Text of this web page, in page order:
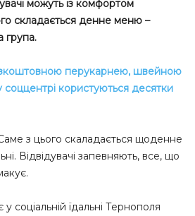
можуть із комфортом
складається денне меню –
група.
перукарнею, швейною
користуються десятки
з цього скаладається щоденне
Відвідувачі запевняють, все, що
їдальні Тернополя